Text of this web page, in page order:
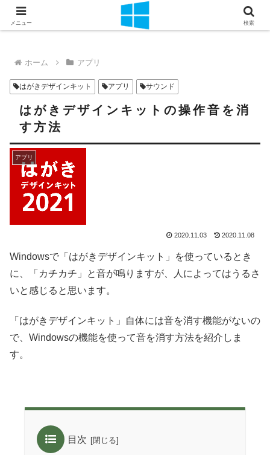
ホーム アプリ
はがきデザインキット アプリ サウンド
はがきデザインキットの操作音を消
す方法
アプリ
2020.11.03 2020.11.08
Windowsで「はがきデザインキット」を使っているとき
に、「カチカチ」と音が鳴りますが、人によってはうるさ
いと感じると思います。
「はがきデザインキット」自体には音を消す機能がないの
で、Windowsの機能を使って音を消す方法を紹介しま
す。
目次
メニュー 検索